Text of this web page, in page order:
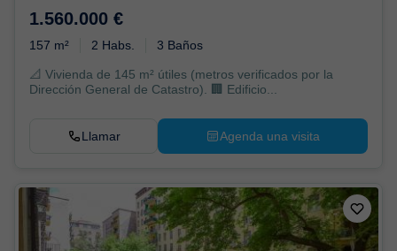
1.560.000 €
157 m² 2 Habs. 3 Baños
📐 Vivienda de 145 m² útiles (metros verificados por la
Dirección General de Catastro). 🏢 Edificio...
Llamar Agenda una visita